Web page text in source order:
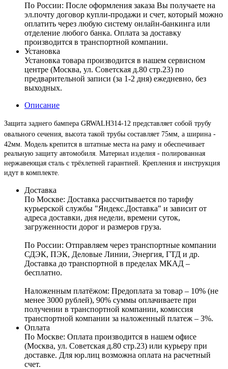
По России: После оформления заказа Вы получаете на
эл.почту договор купли-продажи и счет, который можно
оплатить через любую систему онлайн-банкинга или
отделение любого банка. Оплата за доставку
производится в транспортной компании.
Установка
Установка товара производится в нашем сервисном
центре (Москва, ул. Советская д.80 стр.23) по
предварительной записи (за 1-2 дня) ежедневно, без
выходных.
Описание
Защита заднего бампера GRWALH314-12 представляет собой трубу
овального сечения, высота такой трубы составляет 75мм, а ширина -
42мм . Модель крепится в штатные места на раму и обеспечивает
реальную защиту автомобиля. Материал изделия - полированная
нержавеющая сталь с трёхлетней гарантией. Крепления и инструкция
идут в комплекте.
Доставка
По Москве: Доставка рассчитывается по тарифу
курьерской службы "Яндекс.Доставка" и зависит от
адреса доставки, дня недели, времени суток,
загруженности дорог и размеров груза.
По России: Отправляем через транспортные компании
СДЭК, ПЭК, Деловые Линии, Энергия, ГТД и др.
Доставка до транспортной в пределах МКАД –
бесплатно.
Наложенным платёжом: Предоплата за товар – 10% (не
менее 3000 рублей), 90% суммы оплачиваете при
получении в транспортной компании, комиссия
транспортной компании за наложенный платеж – 3%.
Оплата
По Москве: Оплата производится в нашем офисе
(Москва, ул. Советская д.80 стр.23) или курьеру при
доставке. Для юр.лиц возможна оплата на расчетный
счет.